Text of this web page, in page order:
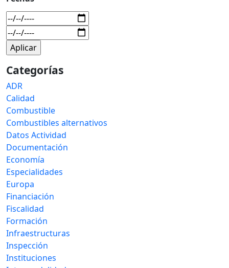
Categorías
ADR
Calidad
Combustible
Combustibles alternativos
Datos Actividad
Documentación
Economía
Especialidades
Europa
Financiación
Fiscalidad
Formación
Infraestructuras
Inspección
Instituciones